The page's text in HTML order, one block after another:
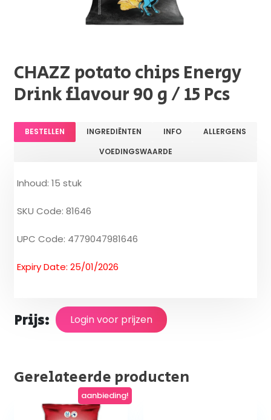
CHAZZ potato chips Energy
Drink flavour 90 g / 15 Pcs
BESTELLEN INGREDIËNTEN INFO
ALLERGENS
VOEDINGSWAARDE
Inhoud: 15 stuk
SKU Code: 81646
UPC Code: 4779047981646
Expiry Date: 25/01/2026
Prijs: Login voor prijzen
Gerelateerde producten
aanbieding!